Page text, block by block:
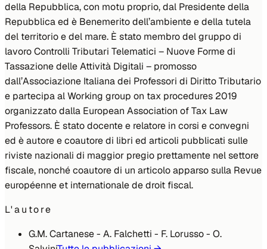
della Repubblica, con motu proprio, dal Presidente della
Repubblica ed è Benemerito dell’ambiente e della tutela
del territorio e del mare. È stato membro del gruppo di
lavoro Controlli Tributari Telematici – Nuove Forme di
Tassazione delle Attività Digitali – promosso
dall’Associazione Italiana dei Professori di Diritto Tributario
e partecipa alWorking group on tax procedures 2019
organizzato dalla European Association of Tax Law
Professors. È stato docente e relatore in corsi e convegni
ed è autore e coautore di libri ed articoli pubblicati sulle
riviste nazionali di maggior pregio prettamente nel settore
fiscale, nonché coautore di un articolo apparso sulla Revue
européenne et internationale de droit fiscal.
L'autore
G.M. Cartanese - A. Falchetti - F. Lorusso - O.